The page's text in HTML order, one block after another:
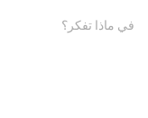
في ماذا تفكر؟